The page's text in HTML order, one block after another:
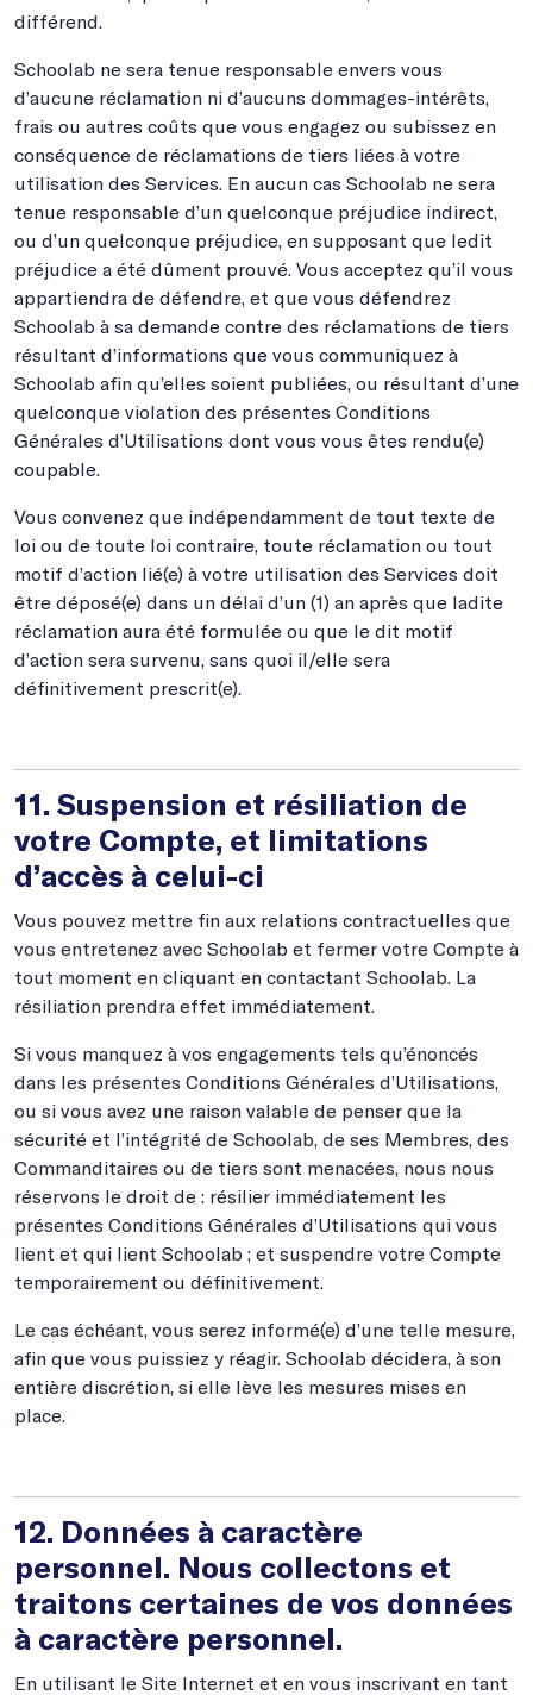
différend.
Schoolab ne sera tenue responsable envers vous
d’aucune réclamation ni d’aucuns dommages-intérêts,
frais ou autres coûts que vous engagez ou subissez en
conséquence de réclamations de tiers liées à votre
utilisation des Services. En aucun cas Schoolab ne sera
tenue responsable d’un quelconque préjudice indirect,
ou d’un quelconque préjudice, en supposant que ledit
préjudice a été dûment prouvé. Vous acceptez qu’il vous
appartiendra de défendre, et que vous défendrez
Schoolab à sa demande contre des réclamations de tiers
résultant d’informations que vous communiquez à
Schoolab afin qu’elles soient publiées, ou résultant d’une
quelconque violation des présentes Conditions
Générales d’Utilisations dont vous vous êtes rendu(e)
coupable.
Vous convenez que indépendamment de tout texte de
loi ou de toute loi contraire, toute réclamation ou tout
motif d’action lié(e) à votre utilisation des Services doit
être déposé(e) dans un délai d’un (1) an après que ladite
réclamation aura été formulée ou que le dit motif
d’action sera survenu, sans quoi il/elle sera
définitivement prescrit(e).
11. Suspension et résiliation de
votre Compte, et limitations
d’accès à celui-ci
Vous pouvez mettre fin aux relations contractuelles que
vous entretenez avec Schoolab et fermer votre Compte à
tout moment en cliquant en contactant Schoolab. La
résiliation prendra effet immédiatement.
Si vous manquez à vos engagements tels qu’énoncés
dans les présentes Conditions Générales d’Utilisations,
ou si vous avez une raison valable de penser que la
sécurité et l’intégrité de Schoolab, de ses Membres, des
Commanditaires ou de tiers sont menacées, nous nous
réservons le droit de : résilier immédiatement les
présentes Conditions Générales d’Utilisations qui vous
lient et qui lient Schoolab ; et suspendre votre Compte
temporairement ou définitivement.
Le cas échéant, vous serez informé(e) d’une telle mesure,
afin que vous puissiez y réagir. Schoolab décidera, à son
entière discrétion, si elle lève les mesures mises en
place.
12. Données à caractère
personnel. Nous collectons et
traitons certaines de vos données
à caractère personnel.
En utilisant le Site Internet et en vous inscrivant en tant